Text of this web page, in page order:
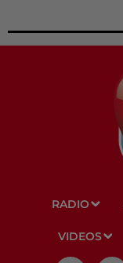
RADIO
VIDEOS